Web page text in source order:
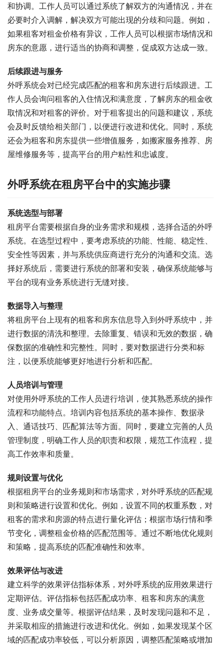
和协调。工作人员可以通过系统了解双方的沟通情况，并在
必要时介入调解，解决双方可能出现的分歧和问题。例如，
如果租客对租金价格有异议，工作人员可以根据市场情况和
房东的意愿，进行适当的协商和调整，促成双方达成一致。
后续跟进与服务
外呼系统会对已经完成匹配的租客和房东进行后续跟进。工
作人员会询问租客的入住情况和满意度，了解房东的租金收
取情况和对租客的评价。对于租客提出的问题和建议，系统
会及时反馈给相关部门，以便进行改进和优化。同时，系统
还会为租客和房东提供一些增值服务，如搬家服务推荐、房
屋维修服务等，提高平台的用户粘性和忠诚度。
外呼系统在租房平台中的实施步骤
系统选型与部署
租房平台需要根据自身的业务需求和规模，选择合适的外呼
系统。在选型过程中，要考虑系统的功能、性能、稳定性、
安全性等因素，并与系统供应商进行充分的沟通和交流。选
择好系统后，需要进行系统的部署和安装，确保系统能够与
平台的现有业务系统进行无缝对接。
数据导入与整理
将租房平台上现有的租客和房东信息导入到外呼系统中，并
进行数据的清洗和整理。去除重复、错误和无效的数据，确
保数据的准确性和完整性。同时，要对数据进行分类和标
注，以便系统能够更好地进行分析和匹配。
人员培训与管理
对使用外呼系统的工作人员进行培训，使其熟悉系统的操作
流程和功能特点。培训内容包括系统的基本操作、数据录
入、通话技巧、匹配算法等方面。同时，要建立完善的人员
管理制度，明确工作人员的职责和权限，规范工作流程，提
高工作效率和质量。
规则设置与优化
根据租房平台的业务规则和市场需求，对外呼系统的匹配规
则和策略进行设置和优化。例如，设置不同的权重系数，对
租客的需求和房源的特点进行量化评估；根据市场行情和季
节变化，调整租金价格的匹配范围等。通过不断地优化规则
和策略，提高系统的匹配准确性和效率。
效果评估与改进
建立科学的效果评估指标体系，对外呼系统的应用效果进行
定期评估。评估指标包括匹配成功率、租客和房东的满意
度、业务成交量等。根据评估结果，及时发现问题和不足，
并采取相应的措施进行改进和优化。例如，如果发现某个区
域的匹配成功率较低，可以分析原因，调整匹配策略或增加